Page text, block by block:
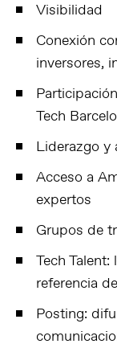
Visibilidad
Conexión
inversores,
Tech
Liderazgo y
Acceso a
expertos
Grupos de
Tech
referencia
Posting: